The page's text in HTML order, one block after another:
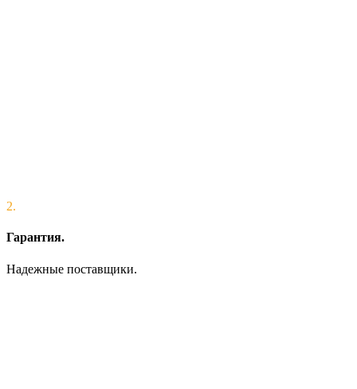
2.
Гарантия.
Надежные поставщики.